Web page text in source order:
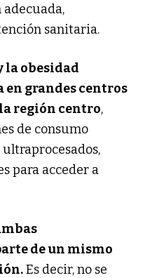
sanitaria.
la obesidad
en grandes centros
región centro,
de consumo
para acceder a
de un mismo
Es decir, no se